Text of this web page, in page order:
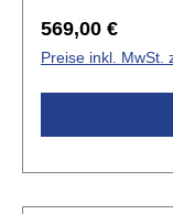
sie ideale
Neusilber
Neusilber
Regulärer Preis:
569,00 €
Preise inkl. MwSt.